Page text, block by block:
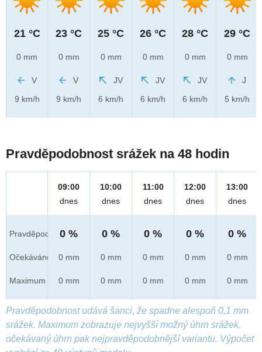
21 °C
0 mm
V
9 km/h
23 °C
0 mm
V
9 km/h
25 °C
0 mm
JV
6 km/h
26 °C
0 mm
JV
6 km/h
28 °C
0 mm
JV
6 km/h
29 °C
0 mm
J
5 km/h
Pravděpodobnost srážek na 48 hodin
Pravděpod.
Očekáváno
Maximum
09:00
dnes
0 %
0 mm
0 mm
10:00
dnes
0 %
0 mm
0 mm
11:00
dnes
0 %
0 mm
0 mm
12:00
dnes
0 %
0 mm
0 mm
13:00
dnes
0 %
0 mm
0 mm
Pravděpodobnost udává šanci, že spadne alespoň 0,1 mm
srážek. Maximum zobrazuje nejvyšší možný úhrn srážek,
očekávaný úhrn pak nejpravděpodobnější variantu. Výpočet